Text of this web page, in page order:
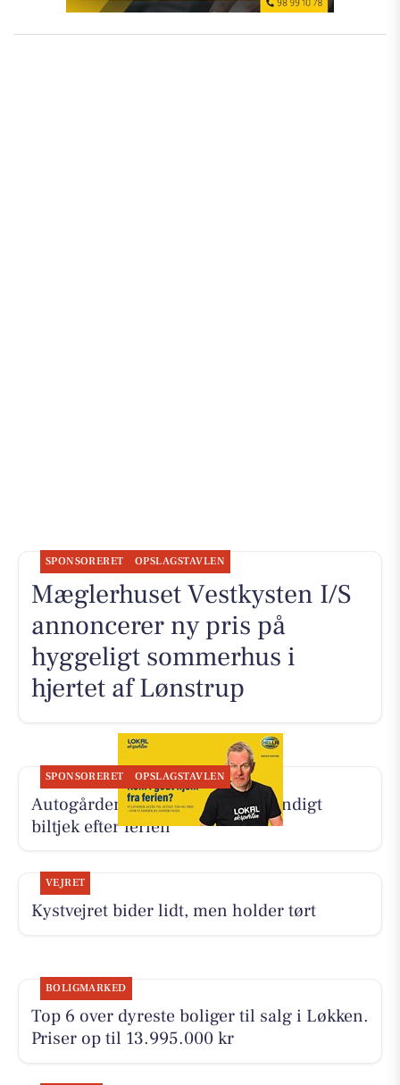
SPONSORERET OPSLAGSTAVLEN
Mæglerhuset Vestkysten I/S
annoncerer ny pris på
hyggeligt sommerhus i
hjertet af Lønstrup
SPONSORERET OPSLAGSTAVLEN
Autogården Løkken tilbyder grundigt
biltjek efter ferien
VEJRET
Kystvejret bider lidt, men holder tørt
BOLIGMARKED
Top 6 over dyreste boliger til salg i Løkken.
Priser op til 13.995.000 kr